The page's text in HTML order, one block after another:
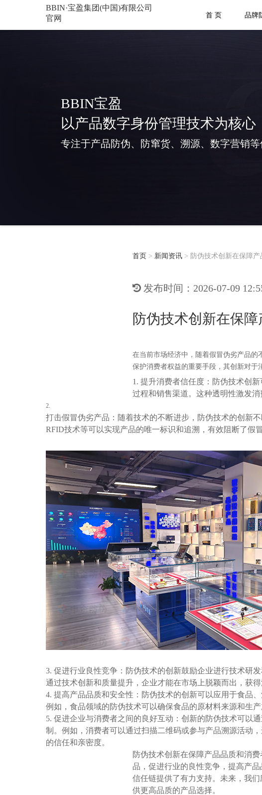
BBIN·宝盈集团(中国)有限公司
官网
首 页 品牌
BBIN宝盈
以产品数字身份管理技术为核心
专注于产品防伪、防窜货、溯源、数字营销
首页 > 新闻资讯 > 防伪技术创新在保障产
发布时间：2026-07-09
防伪技术创新在保障
在当前市场经济中，随着假冒伪劣产品
保护消费者权益的重要手段，其创新对于
1. 提升消费者信任度：防伪技术创
过程和销售渠道。这种透明性激发
2.
打击假冒伪劣产品：随着技术的不断进步，防伪技术的创新
RFID技术等可以实现产品的唯一标识和追溯，有效阻断了假
3. 促进行业良性竞争：防伪技术的创新鼓励企业进行技术研
通过技术创新和质量提升，企业才能在市场上脱颖而出，获得
4. 提高产品品质和安全性：防伪技术的创新可以应用于食品
例如，食品领域的防伪技术可以确保食品的原材料来源和生
5. 促进企业与消费者之间的良好互动：创新的防伪技术可以
制。例如，消费者可以通过扫描二维码或参与产品溯源活动
的信任和亲密度。
防伪技术创新在保障产品品质和消
品，促进行业的良性竞争，提高产
信任链提供了有力支持。未来，我
供更高品质的产品选择。